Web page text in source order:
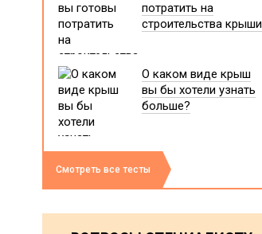
потратить на
строительства крыши
О каком виде крыш
вы бы хотели узнать
больше?
Смотреть все тесты